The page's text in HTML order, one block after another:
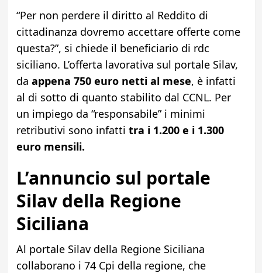
“Per non perdere il diritto al Reddito di
cittadinanza dovremo accettare offerte come
questa?”, si chiede il beneficiario di rdc
siciliano. L’offerta lavorativa sul portale Silav,
da appena 750 euro netti al mese, è infatti
al di sotto di quanto stabilito dal CCNL. Per
un impiego da “responsabile” i minimi
retributivi sono infatti tra i 1.200 e i 1.300
euro mensili.
L’annuncio sul portale
Silav della Regione
Siciliana
Al portale Silav della Regione Siciliana
collaborano i 74 Cpi della regione, che